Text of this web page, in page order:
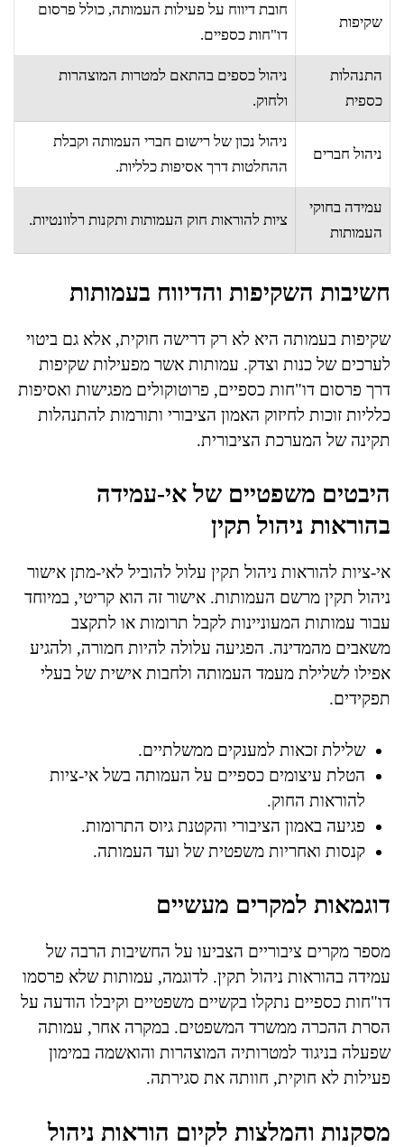
שקיפות
חובת דיווח על פעילות העמותה, כולל פרסום
דו"חות כספיים.
התנהלות
כספית
ניהול כספים בהתאם למטרות המוצהרות
ולחוק.
ניהול חברים
ניהול נכון של רישום חברי העמותה וקבלת
ההחלטות דרך אסיפות כלליות.
עמידה בחוקי
העמותות
ציות להוראות חוק העמותות ותקנות רלוונטיות.
חשיבות השקיפות והדיווח בעמותות
שקיפות בעמותה היא לא רק דרישה חוקית, אלא גם ביטוי
לערכים של כנות וצדק. עמותות אשר מפעילות שקיפות
דרך פרסום דו"חות כספיים, פרוטוקולים מפגישות ואסיפות
כלליות זוכות לחיזוק האמון הציבורי ותורמות להתנהלות
תקינה של המערכת הציבורית.
היבטים משפטיים של אי-עמידה
בהוראות ניהול תקין
אי-ציות להוראות ניהול תקין עלול להוביל לאי-מתן אישור
ניהול תקין מרשם העמותות. אישור זה הוא קריטי, במיוחד
עבור עמותות המעוניינות לקבל תרומות או לתקצב
משאבים מהמדינה. הפגיעה עלולה להיות חמורה, ולהגיע
אפילו לשלילת מעמד העמותה ולחבות אישית של בעלי
תפקידים.
שלילת זכאות למענקים ממשלתיים.
הטלת עיצומים כספיים על העמותה בשל אי-ציות
להוראות החוק.
פגיעה באמון הציבורי והקטנת גיוס התרומות.
קנסות ואחריות משפטית של ועד העמותה.
דוגמאות למקרים מעשיים
מספר מקרים ציבוריים הצביעו על החשיבות הרבה של
עמידה בהוראות ניהול תקין. לדוגמה, עמותות שלא פרסמו
דו"חות כספיים נתקלו בקשיים משפטיים וקיבלו הודעה על
הסרת ההכרה ממשרד המשפטים. במקרה אחר, עמותה
שפעלה בניגוד למטרותיה המוצהרות והואשמה במימון
פעילות לא חוקית, חוותה את סגירתה.
מסקנות והמלצות לקיום הוראות ניהול